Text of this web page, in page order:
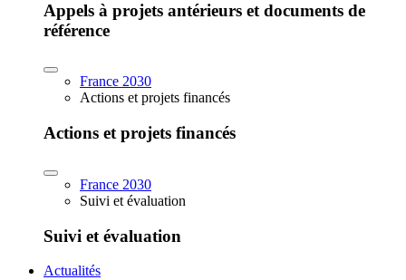
Appels à projets antérieurs et documents de
référence
France 2030
Actions et projets financés
Actions et projets financés
France 2030
Suivi et évaluation
Suivi et évaluation
Actualités